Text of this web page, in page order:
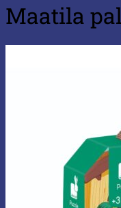
Maatila